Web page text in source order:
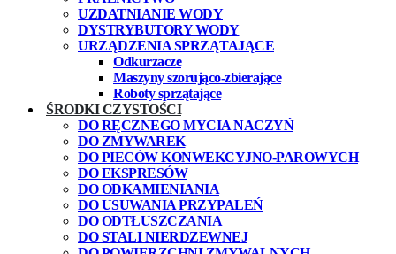
UZDATNIANIE WODY
DYSTRYBUTORY WODY
URZĄDZENIA SPRZĄTAJĄCE
Odkurzacze
Maszyny szorująco-zbierające
Roboty sprzątające
ŚRODKI CZYSTOŚCI
DO RĘCZNEGO MYCIA NACZYŃ
DO ZMYWAREK
DO PIECÓW KONWEKCYJNO-PAROWYCH
DO EKSPRESÓW
DO ODKAMIENIANIA
DO USUWANIA PRZYPALEŃ
DO ODTŁUSZCZANIA
DO STALI NIERDZEWNEJ